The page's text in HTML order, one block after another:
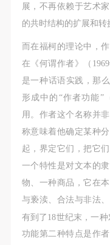
展，不再依赖于艺术
的共时结构的扩展和转
而在福柯的理论中，
在《何谓作者》（
是一种话语实践，那
形成中的“作者功能”
用。作者这个名称并
称意味着他确定某种
起，界定它们，把它
一个特性是对文本的
物、一种商品，它在
与亵渎、合法与非法
有到了18世纪末，一
功能第二种特点是作